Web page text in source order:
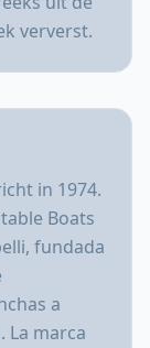
ververst.
in 1974.
Boats
fundada
a
La marca